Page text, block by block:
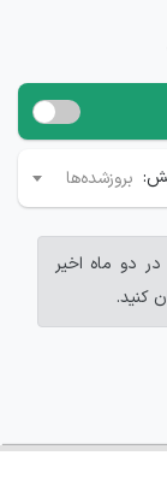
بروزشده‌ها
دو ماه اخیر
کنید.